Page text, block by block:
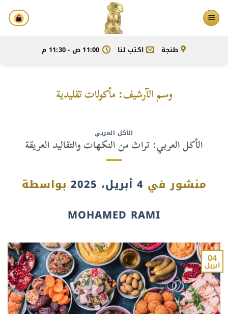
تخطي
للمحتوى
طنجة اكتب لنا 11:00 ص - 11:30 م
وسم الآرشيف: مأكولات تقليدية
الأكل العربي
الأكل العربي: تراث من النكهات والتقاليد العريقة
منشور في 4 أبريل، 2025
بواسطة
MOHAMED RAMI
04
أبريل